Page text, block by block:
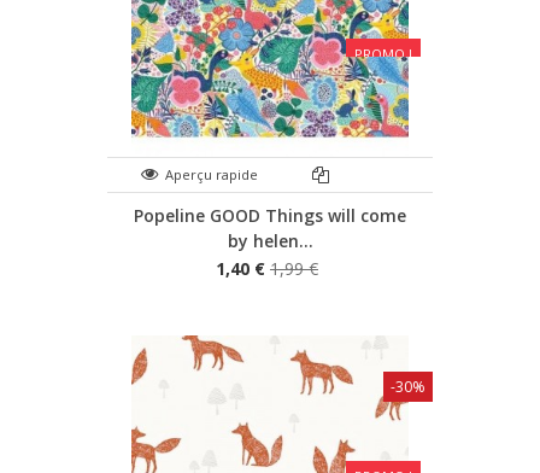
PROMO !
Aperçu rapide
Popeline GOOD Things will come
by helen...
1,40 € 1,99 €
-30%